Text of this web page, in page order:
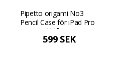
Pipetto origami No3
Pencil Case för iPad Pro
13 - Mörkblå
599 SEK